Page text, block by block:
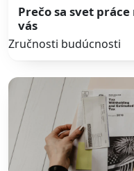
Prečo sa svet
vás
Zručnosti budúcnosti